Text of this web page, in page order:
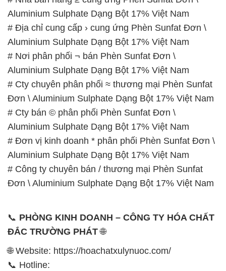
Aluminium Sulphate Dạng Bột 17% Việt Nam
# Cty chuyên phân phối ≈ thương mại Phèn Sunfat
Đơn \ Aluminium Sulphate Dạng Bột 17% Việt Nam
# Cty bán © phân phối Phèn Sunfat Đơn \
Aluminium Sulphate Dạng Bột 17% Việt Nam
# Đơn vị kinh doanh * phân phối Phèn Sunfat Đơn \
Aluminium Sulphate Dạng Bột 17% Việt Nam
# Công ty chuyên bán / thương mại Phèn Sunfat
Đơn \ Aluminium Sulphate Dạng Bột 17% Việt Nam
📞PHÒNG KINH DOANH – CÔNG TY HÓA CHẤT
ĐẮC TRƯỜNG PHÁT 🌐
🌐 Website: https://hoachatxulynuoc.com/
– 0933.920.505 – 028.3504.5555
028.3756.1841- 028.3756.1842